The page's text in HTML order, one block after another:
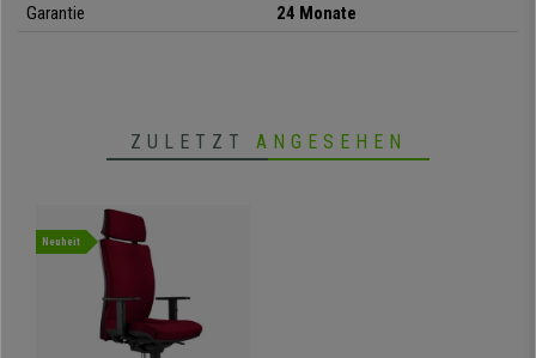
Garantie
24 Monate
ZULETZT ANGESEHEN
Neuheit